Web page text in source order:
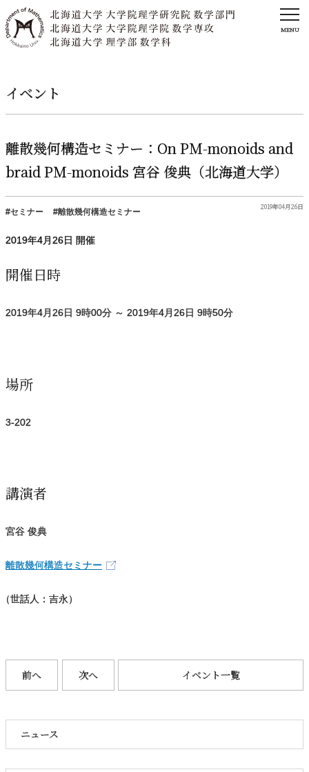
MENU
ニュース
イベント
離散幾何構造セミナー： On PM-monoids and
braid PM-monoids 宮谷 俊典 （北海道大学）
セミナー 離散幾何構造セミナー
2019年04月26日
2019年4月26日 開催
開催日時
2019年4月26日 9時00分 ～ 2019年4月26日 9時50分
場所
3-202
講演者
宮谷 俊典
離散幾何構造セミナー
（世話人：吉永）
前へ 次へ イベント一覧